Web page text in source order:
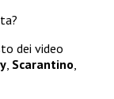
dei video
, Scarantino,